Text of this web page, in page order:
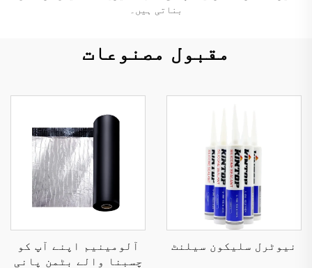
بناتی ہیں۔
مقبول مصنوعات
نیوٹرل سلیکون سیلنٹ
آلومینیم اپنے آپ کو
چسبنا والے بٹمن پانی